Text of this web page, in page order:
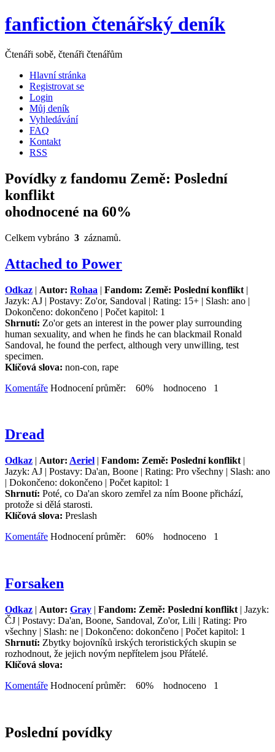
fanfiction čtenářský deník
Čtenáři sobě, čtenáři čtenářům
Hlavní stránka
Registrovat se
Login
Můj deník
Vyhledávání
FAQ
Kontakt
RSS
Povídky z fandomu Země: Poslední
konflikt
ohodnocené na 60%
Celkem vybráno 3 záznamů.
Attached to Power
Odkaz | Autor: Rohaa | Fandom: Země: Poslední konflikt |
Jazyk: AJ | Postavy: Zo'or, Sandoval | Rating: 15+ | Slash: ano |
Dokončeno: dokončeno | Počet kapitol: 1
Shrnutí: Zo'or gets an interest in the power play surrounding
human sexuality, and when he finds he can blackmail Ronald
Sandoval, he found the perfect, although very unwilling, test
specimen.
Klíčová slova: non-con, rape
Komentáře Hodnocení průměr: 60% hodnoceno 1
Dread
Odkaz | Autor: Aeriel | Fandom: Země: Poslední konflikt |
Jazyk: AJ | Postavy: Da'an, Boone | Rating: Pro všechny | Slash: ano
| Dokončeno: dokončeno | Počet kapitol: 1
Shrnutí: Poté, co Da'an skoro zemřel za ním Boone přichází,
protože si dělá starosti.
Klíčová slova: Preslash
Komentáře Hodnocení průměr: 60% hodnoceno 1
Forsaken
Odkaz | Autor: Gray | Fandom: Země: Poslední konflikt | Jazyk:
ČJ | Postavy: Da'an, Boone, Sandoval, Zo'or, Lili | Rating: Pro
všechny | Slash: ne | Dokončeno: dokončeno | Počet kapitol: 1
Shrnutí: Zbytky bojovníků irských teroristických skupin se
rozhodnout, že jejich novým nepřítelem jsou Přátelé.
Klíčová slova:
Komentáře Hodnocení průměr: 60% hodnoceno 1
Poslední povídky